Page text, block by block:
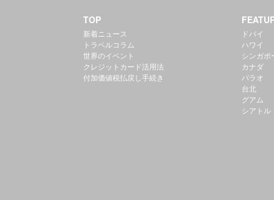
TOP
新着ニュース
トラベルコラム
世界のイベント
クレジットカード活用法
付加価値税払戻し手続き
ドバイ
ハワイ
シンガポ
カナダ
パラオ
台北
グアム
シアトル